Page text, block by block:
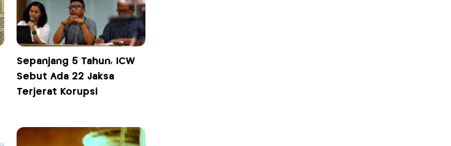
Sepanjang 5 Tahun, ICW
Sebut Ada 22 Jaksa
Terjerat Korupsi